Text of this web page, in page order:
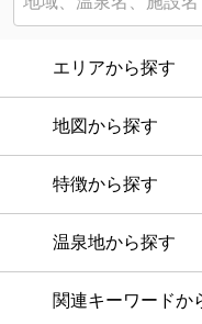
エリアから探す
地図から探す
特徴から探す
温泉地から探す
関連キーワードか